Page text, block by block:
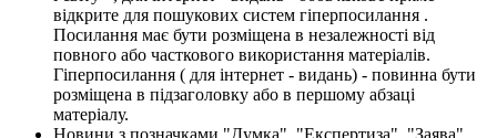
відкрите для пошукових систем гіперпосилання .
Посилання має бути розміщена в незалежності від
повного або часткового використання матеріалів.
Гіперпосилання ( для інтернет - видань) - повинна бути
розміщена в підзаголовку або в першому абзаці
матеріалу.
Новини з позначками "Думка", "Експертиза", "Заява",